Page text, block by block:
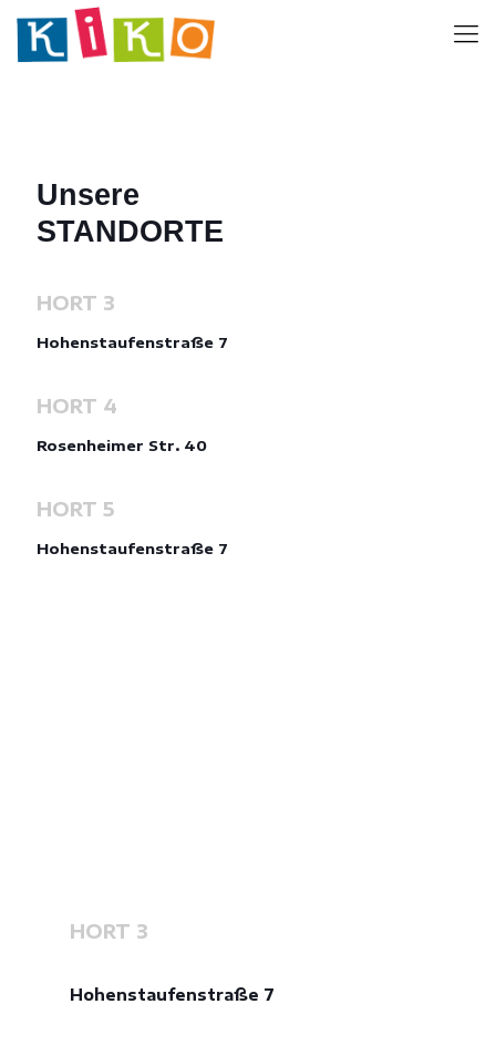
Unsere
STANDORTE
HORT 3
Hohenstaufenstraße 7
HORT 4
Rosenheimer Str. 40
HORT 5
Hohenstaufenstraße 7
HORT 3
Hohenstaufenstraße 7